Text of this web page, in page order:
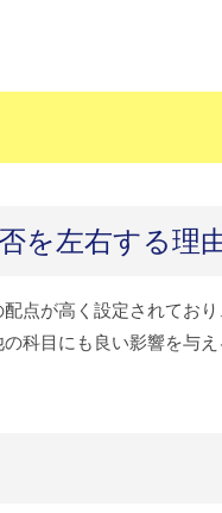
を左右する理
点が高く設定されてお
科目にも良い影響を与